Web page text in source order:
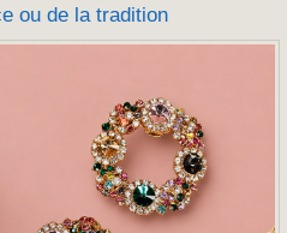
ou de la tradition